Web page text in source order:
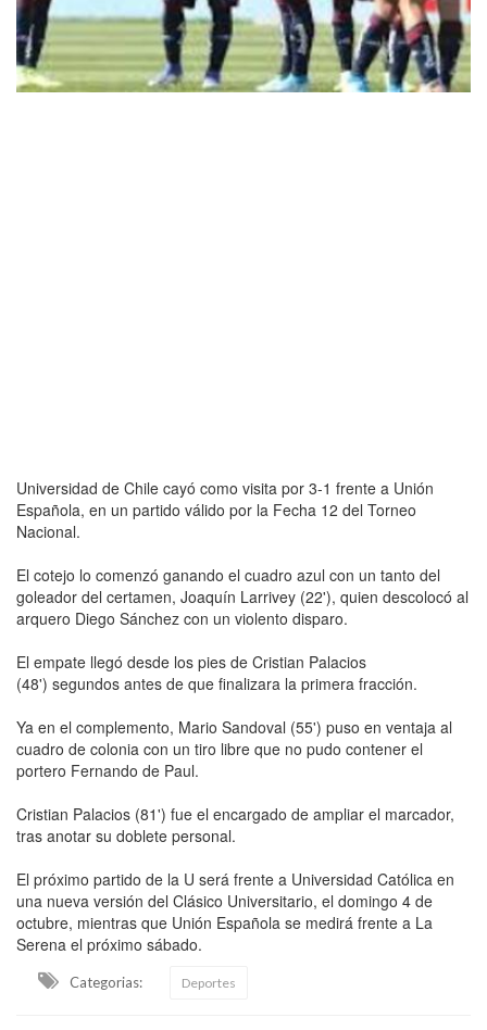
Universidad de Chile cayó como visita por 3-1 frente a Unión
Española, en un partido válido por la Fecha 12 del Torneo
Nacional.
El cotejo lo comenzó ganando el cuadro azul con un tanto del
goleador del certamen, Joaquín Larrivey (22'), quien descolocó al
arquero Diego Sánchez con un violento disparo.
El empate llegó desde los pies de Cristian Palacios
(48') segundos antes de que finalizara la primera fracción.
Ya en el complemento, Mario Sandoval (55') puso en ventaja al
cuadro de colonia con un tiro libre que no pudo contener el
portero Fernando de Paul.
Cristian Palacios (81') fue el encargado de ampliar el marcador,
tras anotar su doblete personal.
El próximo partido de la U será frente a Universidad Católica en
una nueva versión del Clásico Universitario, el domingo 4 de
octubre, mientras que Unión Española se medirá frente a La
Serena el próximo sábado.
Categorias: Deportes